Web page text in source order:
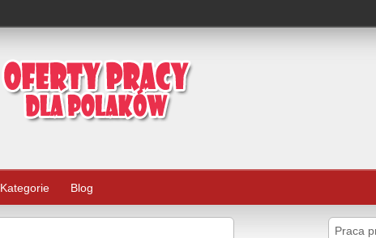
Kategorie Blog
Praca